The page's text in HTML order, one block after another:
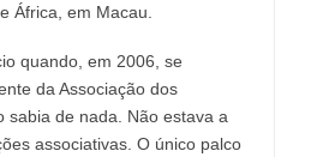
África, em Macau.
quando, em 2006, se
da Associação dos
sabia de nada. Não estava a
associativas. O único palco